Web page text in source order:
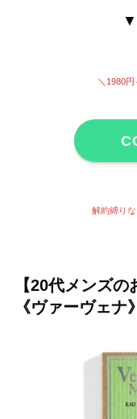
▼
＼1980円
解約縛りな
【20代メンズ
《ヴァーヴェナ》